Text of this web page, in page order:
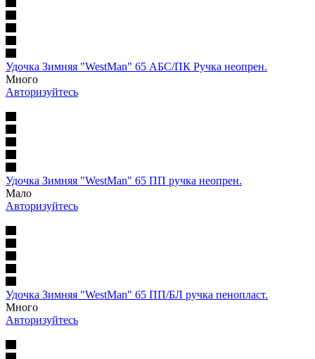
Удочка Зимняя "WestMan" 65 АБС/ПК Ручка неопрен.
Много
Авторизуйтесь
Удочка Зимняя "WestMan" 65 ПП ручка неопрен.
Мало
Авторизуйтесь
Удочка Зимняя "WestMan" 65 ПП/БЛ ручка пенопласт.
Много
Авторизуйтесь